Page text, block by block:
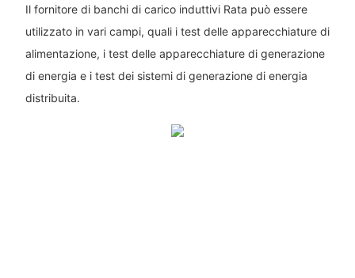
Il fornitore di banchi di carico induttivi Rata può essere
utilizzato in vari campi, quali i test delle apparecchiature di
alimentazione, i test delle apparecchiature di generazione
di energia e i test dei sistemi di generazione di energia
distribuita.